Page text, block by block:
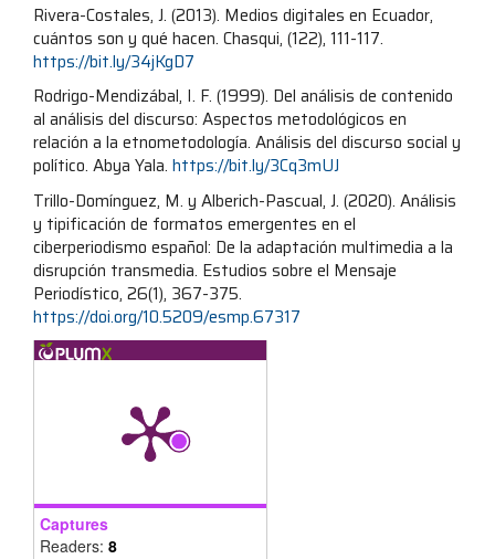
Rivera-Costales, J. (2013). Medios digitales en Ecuador,
cuántos son y qué hacen. Chasqui, (122), 111-117.
https://bit.ly/34jKgD7
Rodrigo-Mendizábal, I. F. (1999). Del análisis de contenido
al análisis del discurso: Aspectos metodológicos en
relación a la etnometodología. Análisis del discurso social y
político. Abya Yala. https://bit.ly/3Cq3mUJ
Trillo-Domínguez, M. y Alberich-Pascual, J. (2020). Análisis
y tipificación de formatos emergentes en el
ciberperiodismo español: De la adaptación multimedia a la
disrupción transmedia. Estudios sobre el Mensaje
Periodístico, 26(1), 367-375.
https://doi.org/10.5209/esmp.67317
Captures
Readers: 8